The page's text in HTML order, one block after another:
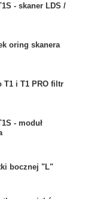
- skaner LDS /
oring skanera
T1 i T1 PRO filtr
- moduł
bocznej "L"